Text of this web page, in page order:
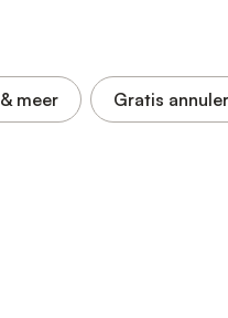
& meer Gratis